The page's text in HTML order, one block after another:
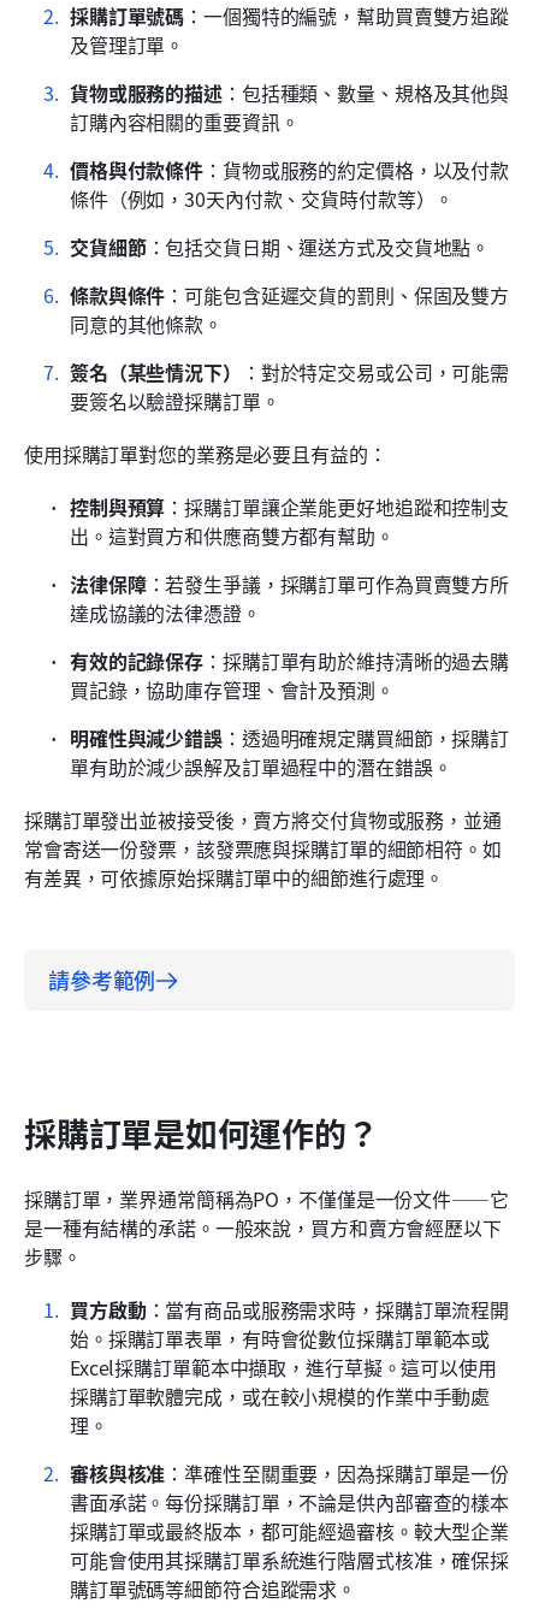
採購訂單號碼 ：一個獨特的編號，幫助買賣雙方追蹤
及管理訂單。
貨物或服務的描述：包括種類、數量、規格及其他與
訂購內容相關的重要資訊。
價格與付款條件 ：貨物或服務的約定價格，以及付款
條件（例如，30天內付款、交貨時付款等）。
交貨細節：包括交貨日期、運送方式及交貨地點。
條款與條件 ：可能包含延遲交貨的罰則、保固及雙方
同意的其他條款。
簽名（某些情況下）
：對於特定交易或公司，可能需
要簽名以驗證採購訂單。
使用採購訂單對您的業務是必要且有益的：
控制與預算 ：採購訂單讓企業能更好地追蹤和控制支
出。這對買方和供應商雙方都有幫助。
法律保障：若發生爭議，採購訂單可作為買賣雙方所
達成協議的法律憑證。
有效的記錄保存 ：採購訂單有助於維持清晰的過去購
買記錄，協助庫存管理、會計及預測。
明確性與減少錯誤：透過明確規定購買細節，採購訂
單有助於減少誤解及訂單過程中的潛在錯誤。
採購訂單發出並被接受後，賣方將交付貨物或服務，並通
常會寄送一份發票，該發票應與採購訂單的細節相符。如
有差異，可依據原始採購訂單中的細節進行處理。
請參考範例
採購訂單是如何運作的？
採購訂單，業界通常簡稱為PO，不僅僅是一份文件——它
是一種有結構的承諾。一般來說，買方和賣方會經歷以下
步驟。
買方啟動：當有商品或服務需求時，採購訂單流程開
始。採購訂單表單，有時會從數位採購訂單範本或
Excel採購訂單範本中擷取，進行草擬。這可以使用
採購訂單軟體完成，或在較小規模的作業中手動處
理。
審核與核准 ：準確性至關重要，因為採購訂單是一份
書面承諾。每份採購訂單，不論是供內部審查的樣本
採購訂單或最終版本，都可能經過審核。較大型企業
可能會使用其採購訂單系統進行階層式核准，確保採
購訂單號碼等細節符合追蹤需求。